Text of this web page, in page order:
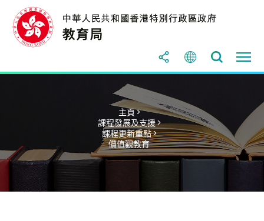
主頁 >
課程發展及支援 >
課程更新重點 >
價值觀教育